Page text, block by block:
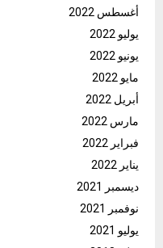
أغسطس 2022
يوليو 2022
يونيو 2022
مايو 2022
أبريل 2022
مارس 2022
فبراير 2022
يناير 2022
ديسمبر 2021
نوفمبر 2021
يوليو 2021